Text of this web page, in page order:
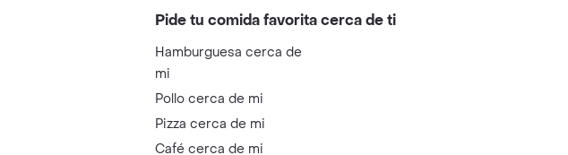
Pide tu comida favorita cerca de ti
Hamburguesa cerca de
mi
Pollo cerca de mi
Pizza cerca de mi
Café cerca de mi